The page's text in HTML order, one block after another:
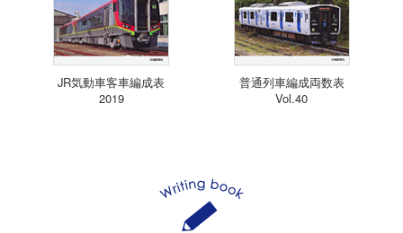
JR気動車客車編成表
2019
普通列車編成両数表
Vol.40